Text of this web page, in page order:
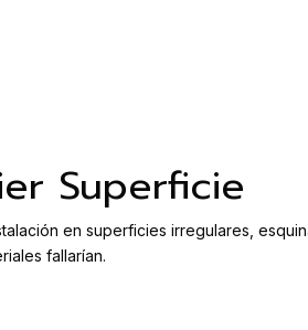
Superficie
en superficies irregulares,
fallarían.